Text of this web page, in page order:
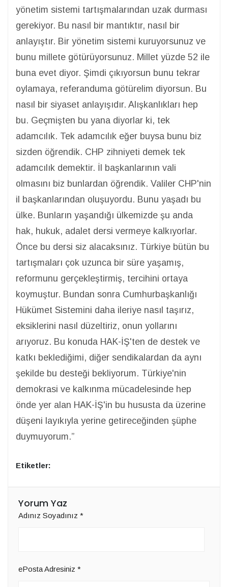
yönetim sistemi tartışmalarından uzak durması
gerekiyor. Bu nasıl bir mantıktır, nasıl bir
anlayıştır. Bir yönetim sistemi kuruyorsunuz ve
bunu millete götürüyorsunuz. Millet yüzde 52 ile
buna evet diyor. Şimdi çıkıyorsun bunu tekrar
oylamaya, referanduma götürelim diyorsun. Bu
nasıl bir siyaset anlayışıdır. Alışkanlıkları hep
bu. Geçmişten bu yana diyorlar ki, tek
adamcılık. Tek adamcılık eğer buysa bunu biz
sizden öğrendik. CHP zihniyeti demek tek
adamcılık demektir. İl başkanlarının vali
olmasını biz bunlardan öğrendik. Valiler CHP'nin
il başkanlarından oluşuyordu. Bunu yaşadı bu
ülke. Bunların yaşandığı ülkemizde şu anda
hak, hukuk, adalet dersi vermeye kalkıyorlar.
Önce bu dersi siz alacaksınız. Türkiye bütün bu
tartışmaları çok uzunca bir süre yaşamış,
reformunu gerçekleştirmiş, tercihini ortaya
koymuştur. Bundan sonra Cumhurbaşkanlığı
Hükümet Sistemini daha ileriye nasıl taşırız,
eksiklerini nasıl düzeltiriz, onun yollarını
arıyoruz. Bu konuda HAK-İŞ'ten de destek ve
katkı beklediğimi, diğer sendikalardan da aynı
şekilde bu desteği bekliyorum. Türkiye'nin
demokrasi ve kalkınma mücadelesinde hep
önde yer alan HAK-İŞ'in bu hususta da üzerine
düşeni layıkıyla yerine getireceğinden şüphe
duymuyorum.”
Etiketler:
Yorum Yaz
Adınız Soyadınız *
ePosta Adresiniz *